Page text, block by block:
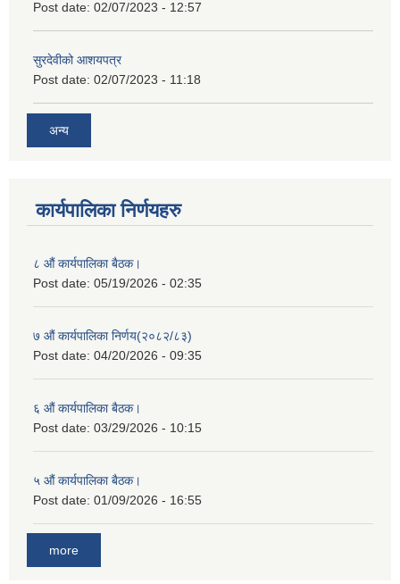
Post date: 02/07/2023 - 12:57
सुरदेवीको आशयपत्र
Post date: 02/07/2023 - 11:18
अन्य
कार्यपालिका निर्णयहरु
८ औं कार्यपालिका बैठक।
Post date: 05/19/2026 - 02:35
७ औं कार्यपालिका निर्णय(२०८२/८३)
Post date: 04/20/2026 - 09:35
६ औं कार्यपालिका बैठक।
Post date: 03/29/2026 - 10:15
५ औं कार्यपालिका बैठक।
Post date: 01/09/2026 - 16:55
more